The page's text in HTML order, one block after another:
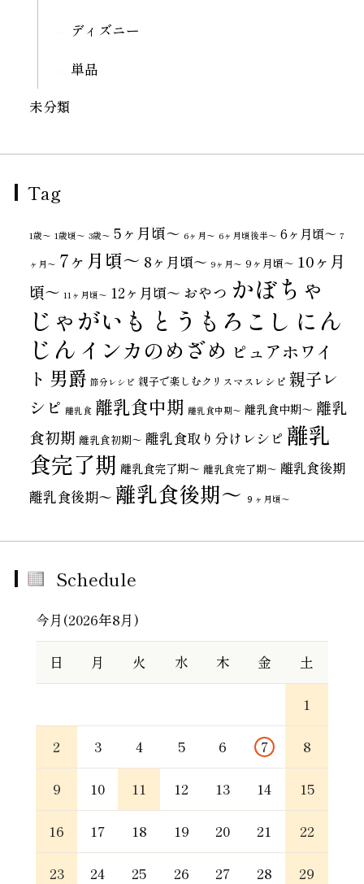
ディズニー
単品
未分類
Tag
1歳〜 1歳頃～ 3歳〜 5ヶ月頃～ 6ヶ月〜 6ヶ月頃後半～ 6ヶ月頃～ 7
ヶ月〜 7ヶ月頃～ 8ヶ月頃～ 9ヶ月〜 9ヶ月頃～ 10ヶ月
頃～ 11ヶ月頃～ 12ヶ月頃～ おやつ かぼちゃ
じゃがいも とうもろこし にん
じん インカのめざめ ピュアホワイ
ト 男爵 節分レシピ 親子で楽しむクリスマスレシピ 親子レ
シピ 離乳食 離乳食中期 離乳食中期〜 離乳食中期～ 離乳
食初期 離乳食初期～ 離乳食取り分けレシピ 離乳
食完了期 離乳食完了期〜 離乳食完了期～ 離乳食後期
離乳食後期〜 離乳食後期～ ９ヶ月頃～
Schedule
今月(2026年8月)
日 月 火 水 木 金 土
1
2 3 4 5 6 7 8
9 10 11 12 13 14 15
16 17 18 19 20 21 22
23 24 25 26 27 28 29